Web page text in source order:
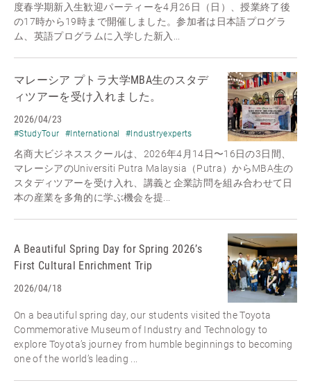
度春学期新入生歓迎パーティーを4月26日（日）、授業終了後
の17時から19時まで開催しました。参加者は日本語プログラ
ム、英語プログラムに入学した新入...
マレーシア プトラ大学MBA生のスタデ
ィツアーを受け入れました。
2026/04/23
#StudyTour #International #Industryexperts
名商大ビジネススクールは、2026年4月14日〜16日の3日間、
マレーシアのUniversiti Putra Malaysia（Putra）からMBA生の
スタディツアーを受け入れ、講義と企業訪問を組み合わせて日
本の産業を多角的に学ぶ機会を提...
A Beautiful Spring Day for Spring 2026’s
First Cultural Enrichment Trip
2026/04/18
On a beautiful spring day, our students visited the Toyota
Commemorative Museum of Industry and Technology to
explore Toyota’s journey from humble beginnings to becoming
one of the world’s leading ...